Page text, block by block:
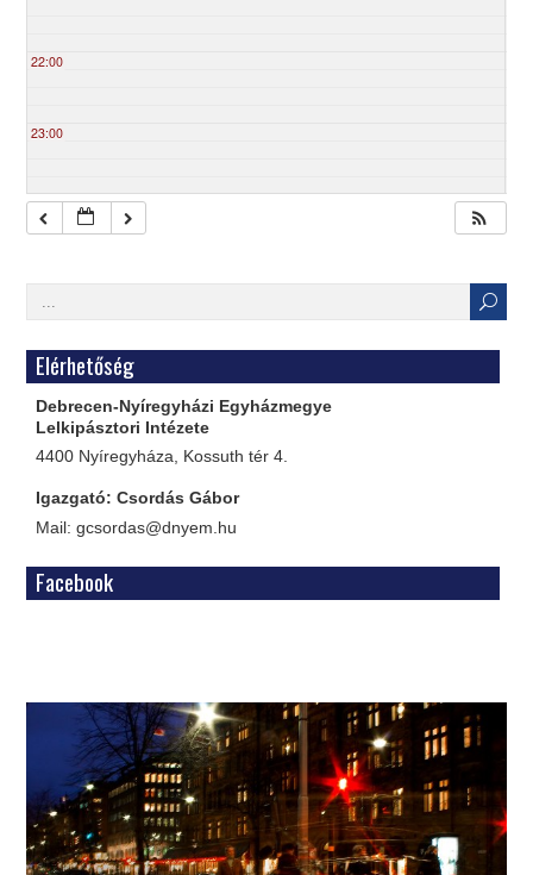
22:00
23:00
Elérhetőség
Debrecen-Nyíregyházi Egyházmegye
Lelkipásztori Intézete
4400 Nyíregyháza, Kossuth tér 4.
Igazgató: Csordás Gábor
Mail: gcsordas@dnyem.hu
Facebook